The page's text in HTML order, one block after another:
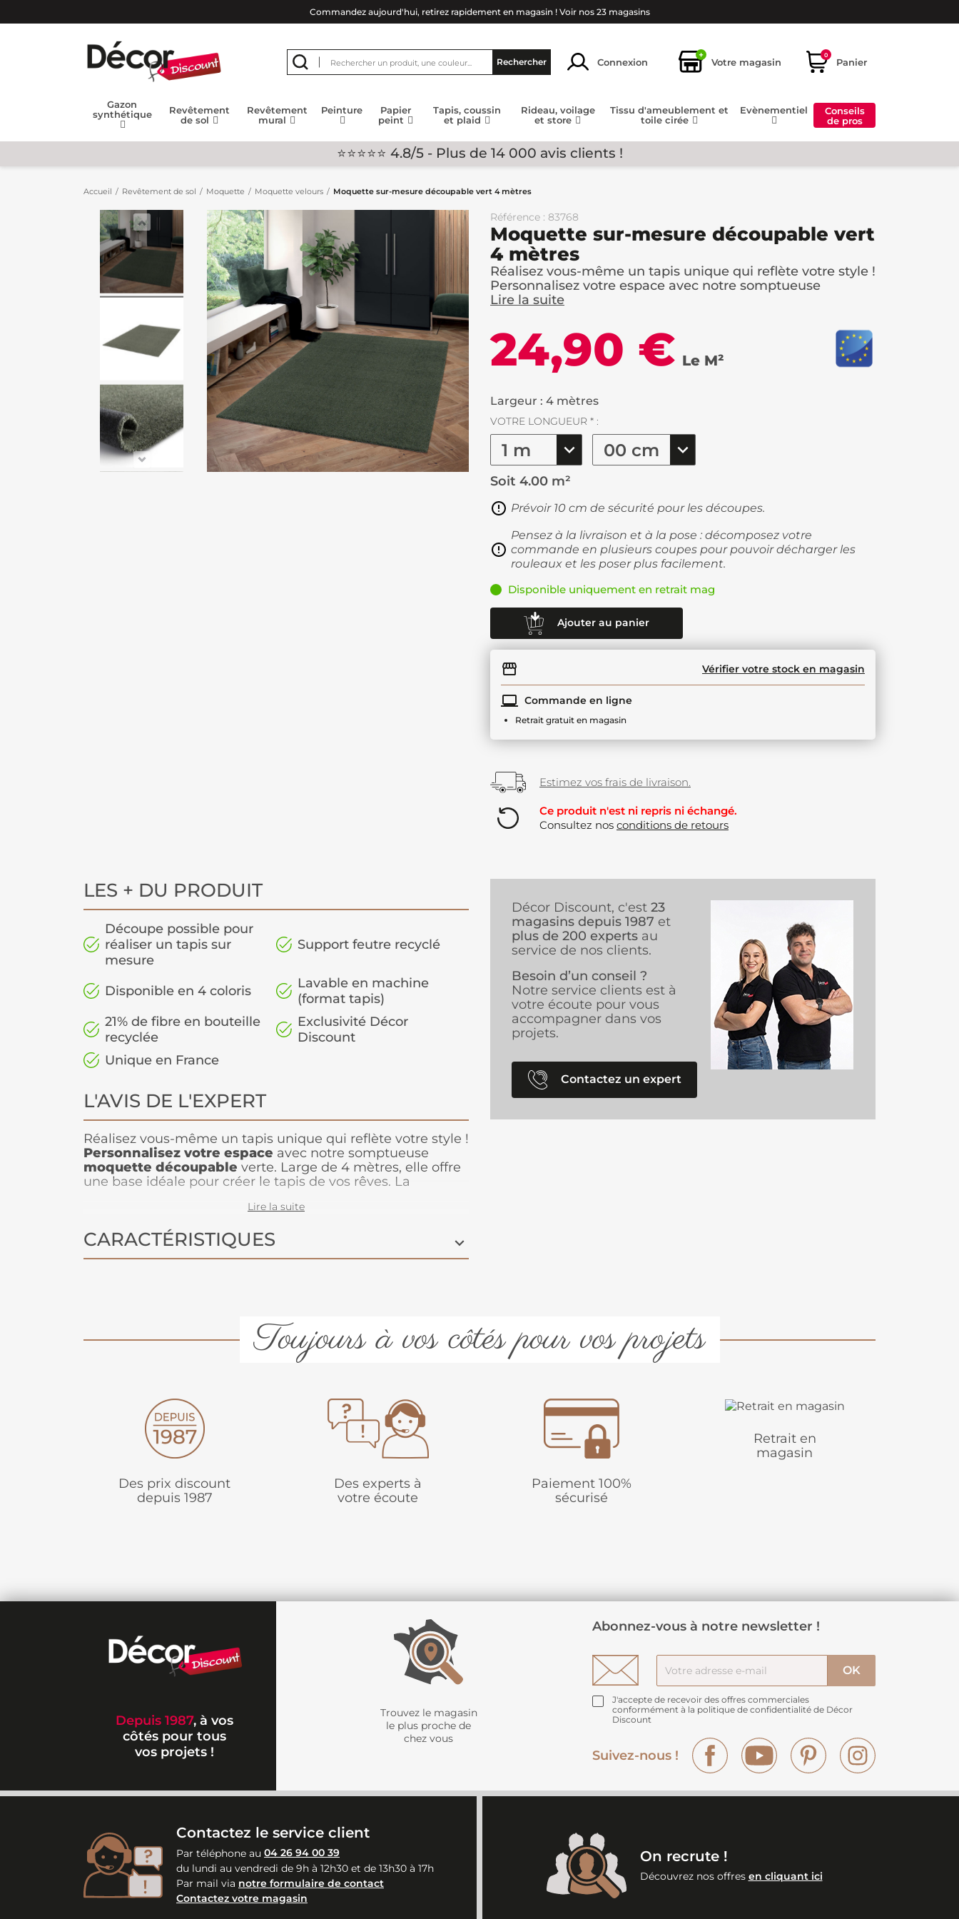
Commandez aujourd'hui, retirez rapidement en magasin ! Voir nos 23 magasins
Rechercher Connexion
+
Votre magasin
0
Panier
Gazon
synthétique
Revêtement
de sol
Revêtement
mural
Peinture
Papier
peint
Tapis, coussin
et plaid
Rideau, voilage
et store
Tissu d'ameublement et
toile cirée
Evènementiel
Conseils
de pros
⭐⭐⭐⭐⭐ 4.8/5 - Plus de 14 000 avis clients !
Accueil Revêtement de sol Moquette Moquette velours Moquette sur-mesure découpable vert 4 mètres
Référence : 83768
Moquette sur-mesure découpable vert
4 mètres
Réalisez vous-même un tapis unique qui reflète votre style !
Personnalisez votre espace avec notre somptueuse
Lire la suite
24,90 € Le M²
Largeur : 4 mètres
VOTRE LONGUEUR * :
Soit 4.00 m²
Prévoir 10 cm de sécurité pour les découpes.
Pensez à la livraison et à la pose : décomposez votre
commande en plusieurs coupes pour pouvoir décharger les
rouleaux et les poser plus facilement.
Disponible uniquement en retrait mag
Ajouter au panier
Vérifier votre stock en magasin
Commande en ligne
Retrait gratuit en magasin
Estimez vos frais de livraison.
Ce produit n'est ni repris ni échangé.
Consultez nos conditions de retours
LES + DU PRODUIT
Découpe possible pour
réaliser un tapis sur
mesure
Support feutre recyclé
Disponible en 4 coloris
Lavable en machine
(format tapis)
21% de fibre en bouteille
recyclée
Exclusivité Décor
Discount
Unique en France
L'AVIS DE L'EXPERT
Réalisez vous-même un tapis unique qui reflète votre style !
Personnalisez votre espace avec notre somptueuse
moquette découpable verte. Large de 4 mètres, elle offre
une base idéale pour créer le tapis de vos rêves. La
parfaitement adapté à votre intérieur. De plus, son support
respectueux de l’environnement. Offrez à votre espace une
touche d’élégance et de douceur grâce à notre moquette
Lire la suite
CARACTÉRISTIQUES
Décor Discount, c'est 23
magasins depuis 1987 et
plus de 200 experts au
service de nos clients.
Besoin d’un conseil ?
Notre service clients est à
votre écoute pour vous
accompagner dans vos
projets.
Contactez un expert
Toujours à vos côtés pour vos projets
Des prix discount
depuis 1987
Des experts à
votre écoute
Paiement 100%
sécurisé
Retrait en
magasin
Depuis 1987, à vos
côtés pour tous
vos projets !
Trouvez le magasin
le plus proche de
chez vous
Abonnez-vous à notre newsletter !
J'accepte de recevoir des offres commerciales
conformément à la politique de confidentialité de Décor
Discount
Suivez-nous !
Facebook YouTube Pinterest
Contactez le service client
Par téléphone au 04 26 94 00 39
du lundi au vendredi de 9h à 12h30 et de 13h30 à 17h
Par mail via notre formulaire de contact
Contactez votre magasin
On recrute !
Découvrez nos offres en cliquant ici